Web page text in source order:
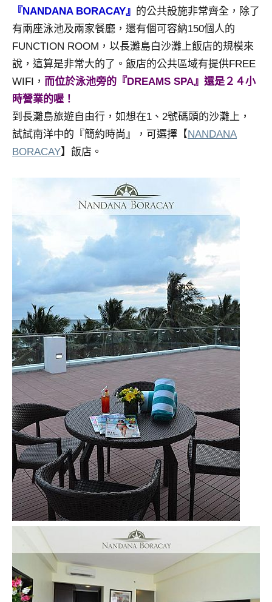
遊
誌
專
欄、
觀
光
合
作
達
『NANDANA BORACAY』 的公共設施非常齊全，除了
有兩座泳池及兩家餐廳，還有個可容納150個人的
FUNCTION ROOM，以長灘島白沙灘上飯店的規模來
說，這算是非常大的了。飯店的公共區域有提供FREE
WIFI， 而位於泳池旁的『DREAMS SPA』還是２４小
時營業的喔！
到長灘島旅遊自由行，如想在1、2號碼頭的沙灘上，
試試南洋中的『簡約時尚』，可選擇【NANDANA
BORACAY】飯店。